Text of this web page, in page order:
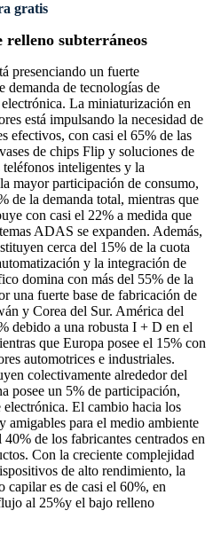
gratis
relleno subterráneos
presenciando un fuerte
demanda de tecnologías de
La miniaturización en
está impulsando la necesidad de
efectivos, con casi el 65% de las
de chips Flip y soluciones de
inteligentes y la
mayor participación de consumo,
de la demanda total, mientras que
con casi el 22% a medida que
ADAS se expanden. Además,
cerca del 15% de la cuota
y la integración de
domina con más del 55% de la
una fuerte base de fabricación de
y Corea del Sur. América del
debido a una robusta I + D en el
que Europa posee el 15% con
automotrices e industriales.
colectivamente alrededor del
posee un 5% de participación,
El cambio hacia los
amigables para el medio ambiente
de los fabricantes centrados en
Con la creciente complejidad
de alto rendimiento, la
capilar es de casi el 60%, en
al 25%y el bajo relleno